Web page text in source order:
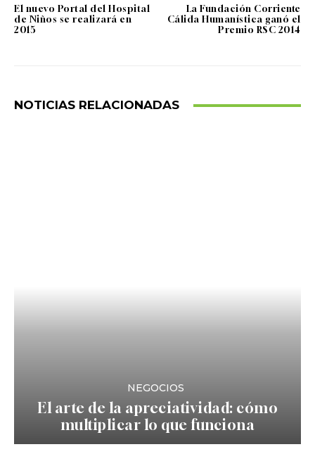
El nuevo Portal del Hospital
de Niños se realizará en
2015
La Fundación Corriente
Cálida Humanística ganó el
Premio RSC 2014
NOTICIAS RELACIONADAS
NEGOCIOS
El arte de la apreciatividad: cómo
multiplicar lo que funciona